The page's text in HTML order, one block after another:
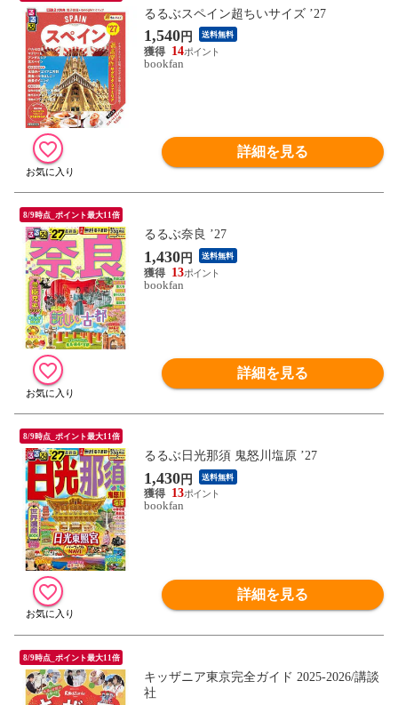
るるぶスペイン超ちいサイズ ’27
1,540円 送料無料
14
bookfan
詳細を見る
8/9時点_ポイント最大11倍
るるぶ奈良 ’27
1,430円 送料無料
13
bookfan
詳細を見る
8/9時点_ポイント最大11倍
るるぶ日光那須 鬼怒川塩原 ’27
1,430円 送料無料
13
bookfan
詳細を見る
8/9時点_ポイント最大11倍
キッザニア東京完全ガイド 2025-2026/講談
社